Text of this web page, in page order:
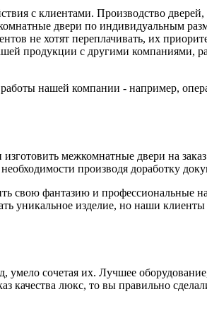
с клиентами. Производство дверей,
двери по индивидуальным
не хотят переплачивать, их
продукции с другими компаниями,
нашей компании - например,
межкомнатные двери на заказ
производя доработку
свою фантазию и профессиональные
уникальное изделие, но наши
умело сочетая их. Лучшее
люкс, то вы правильно